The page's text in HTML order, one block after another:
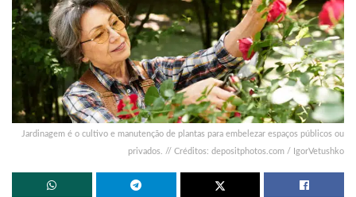
Jardinagem é o cultivo e manutenção de plantas para embelezar espaços públicos ou
privados. // Créditos: depositphotos.com / IgorVetushko